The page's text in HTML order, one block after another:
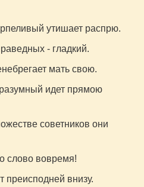
утишает распрю.
- гладкий.
мать свою.
разумный идет прямою
советников они
слово вовремя!
преисподней внизу.